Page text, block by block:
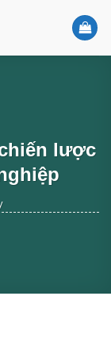
lược